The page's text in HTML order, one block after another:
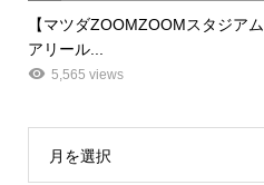
【マツダZOOMZOOMスタジア
アリール...
5,565 views
月を選択